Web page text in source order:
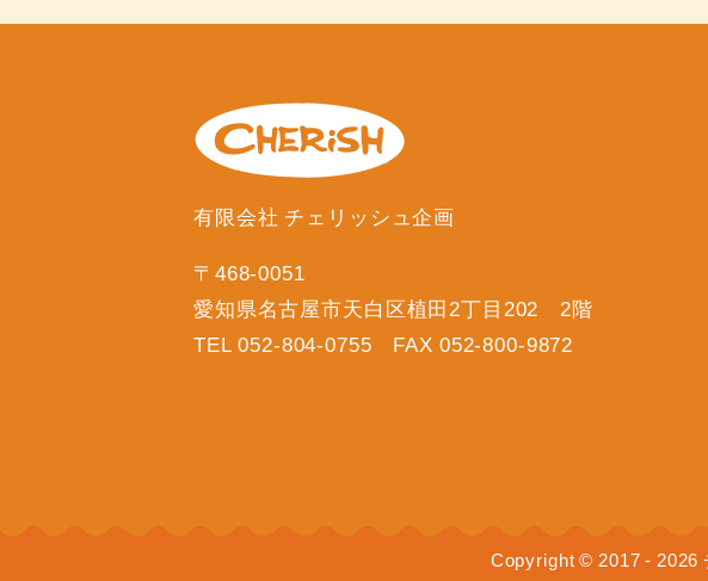
有限会社 チェリッシュ企画
〒468-0051
愛知県名古屋市天白区植田2丁目202 2階
TEL 052-804-0755 FAX 052-800-9872
Copyright © 2017 - 2026